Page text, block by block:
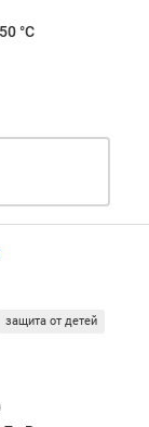
°C
защита от детей